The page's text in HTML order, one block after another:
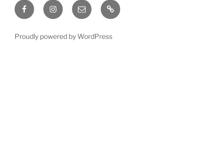
FacebookInstagramEmail Indmeldelses
Proudly powered by WordPress